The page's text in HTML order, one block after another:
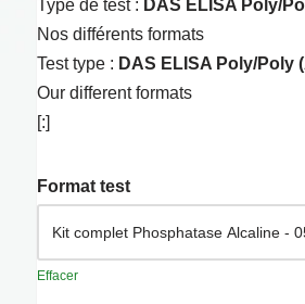
Type de test : DAS ELISA Poly/
Nos différents formats
Test type : DAS ELISA Poly/Poly
Our different formats
[:]
Format test
Effacer